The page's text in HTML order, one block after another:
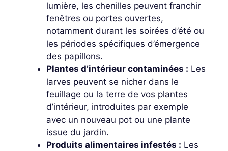
lumière, les chenilles peuvent franchir
fenêtres ou portes ouvertes,
notamment durant les soirées d’été ou
les périodes spécifiques d’émergence
des papillons.
Plantes d’intérieur contaminées : Les
larves peuvent se nicher dans le
feuillage ou la terre de vos plantes
d’intérieur, introduites par exemple
avec un nouveau pot ou une plante
issue du jardin.
Produits alimentaires infestés : Les